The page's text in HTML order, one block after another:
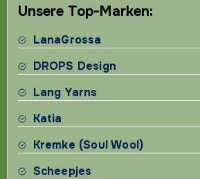
Unsere Top-Marken:
LanaGrossa
DROPS Design
Lang Yarns
Katia
Kremke (Soul Wool)
Scheepjes